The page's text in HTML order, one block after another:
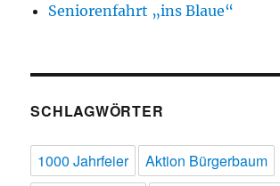
Seniorenfahrt „ins Blaue“
SCHLAGWÖRTER
1000 Jahrfeier
Aktion Bürgerbaum